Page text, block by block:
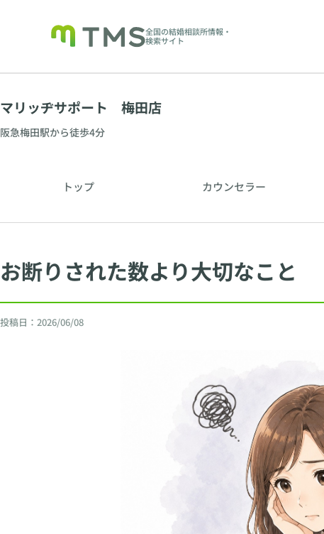
全国の結婚相談所情報・
検索サイト
マリッヂサポート 梅田店
阪急梅田駅から徒歩4分
トップ カウンセラー
お断りされた数より大切なこと
投稿日： 2026/06/08